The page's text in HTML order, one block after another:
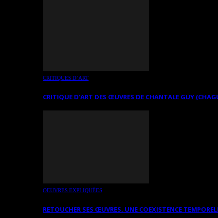
CRITIQUES D’ART
CRITIQUE D’ART DES ŒUVRES DE CHANTALE GUY
OEUVRES EXPLIQUÉES
RETOUCHER SES ŒUVRES. UNE COEXISTENCE